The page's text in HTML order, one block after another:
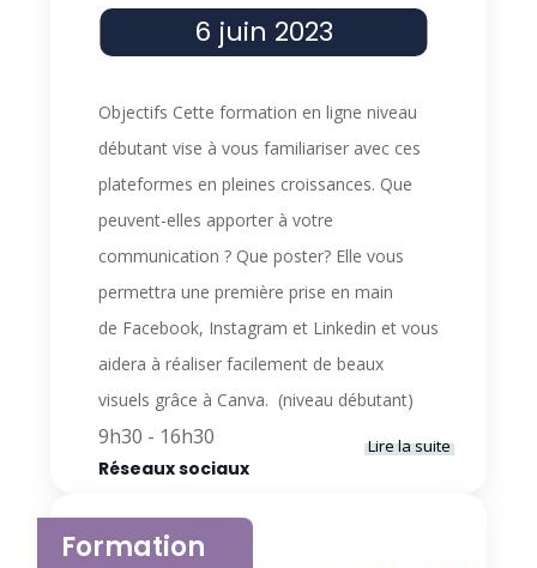
6 juin 2023
9h30 - 16h30
Réseaux sociaux
Objectifs Cette formation en ligne niveau
débutant vise à vous familiariser avec ces
plateformes en pleines croissances. Que
peuvent-elles apporter à votre
communication ? Que poster? Elle vous
permettra une première prise en main
de Facebook, Instagram et Linkedin et vous
aidera à réaliser facilement de beaux
visuels grâce à Canva. (niveau débutant)
Lire la suite
Formation